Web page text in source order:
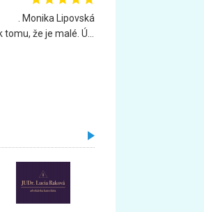
. Monika Lipovská